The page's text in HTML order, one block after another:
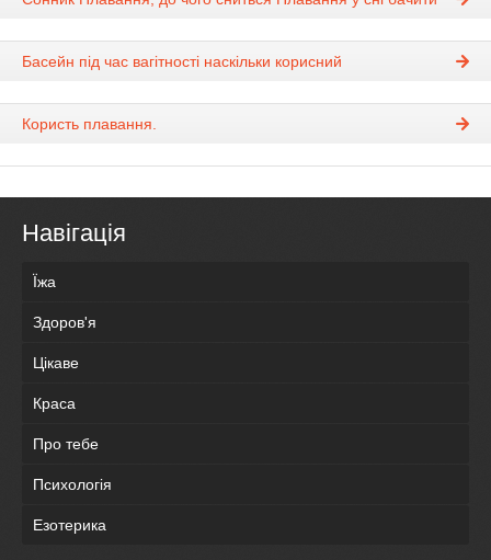
Басейн під час вагітності наскільки корисний
Користь плавання.
Навігація
Їжа
Здоров'я
Цікаве
Краса
Про тебе
Психологія
Езотерика